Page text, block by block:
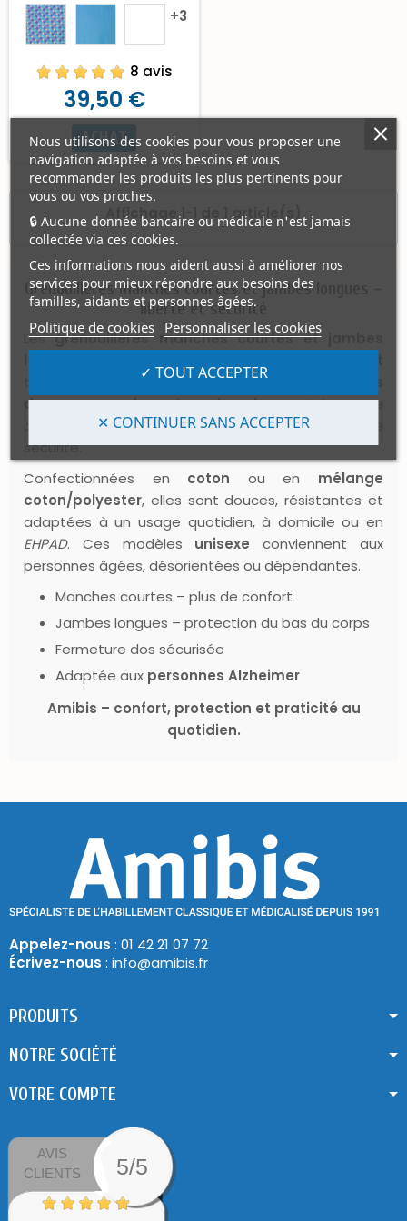
Ce modèle est particulièrement recommandé aux
personnes âgées ou atteintes de troubles cognitifs
vivant à domicile, en EHPAD ou en établissement
spécialisé.
Consultez notre FAQ sur les grenouillères adultes avec
fermeture dans le dos.
+3
8 avis
39,50 €
ACHAT
Affichage 1-1 de 1 article(s)
Grenouillères manches courtes et jambes longues –
liberté et sécurité
Lesgrenouillères manches courtes et jambes
tout en assurant uneprotection complète du bas
du corps. Leurfermeture dorsaleempêche toute
ouverture involontaire et facilite le change en toute
sécurité.
Confectionnées en coton ou en mélange
coton/polyester, elles sont douces, résistantes et
adaptées à un usage quotidien, à domicile ou en
EHPAD. Ces modèles unisexe conviennent aux
personnes âgées, désorientées ou dépendantes.
Manches courtes – plus de confort
Jambes longues – protection du bas du corps
Fermeture dos sécurisée
Adaptée aux personnes Alzheimer
Amibis – confort, protection et praticité au
quotidien.
Appelez-nous : 01 42 21 07 72
Écrivez-nous : info@amibis.fr
PRODUITS
NOTRE SOCIÉTÉ
VOTRE COMPTE
AVIS
CLIENTS
5/5
Nous utilisons des cookies pour vous proposer une
navigation adaptée à vos besoins et vous
recommander les produits les plus pertinents pour
vous ou vos proches.
🔒 Aucune donnée bancaire ou médicale n'est jamais
collectée via ces cookies.
Ces informations nous aident aussi à améliorer nos
services pour mieux répondre aux besoins des
familles, aidants et personnes âgées.
Politique de cookies Personnaliser les cookies
✕ CONTINUER SANS ACCEPTER
✓ TOUT ACCEPTER